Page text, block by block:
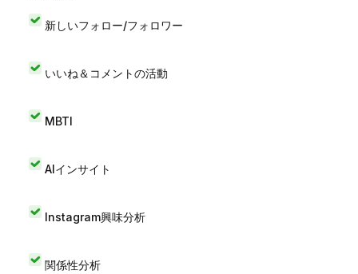
新しいフォロー/フォロワー
いいね＆コメントの活動
MBTI
AIインサイト
Instagram興味分析
関係性分析